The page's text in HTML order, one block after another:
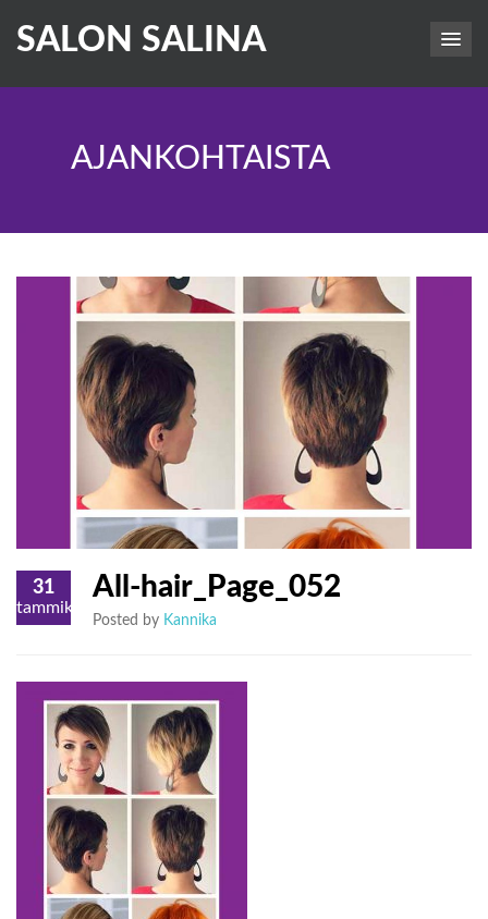
SALON SALINA
AJANKOHTAISTA
31
tammikuu
All-hair_Page_052
Posted by Kannika